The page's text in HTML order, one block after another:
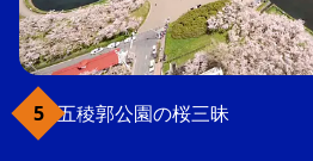
五稜郭公園の桜三昧